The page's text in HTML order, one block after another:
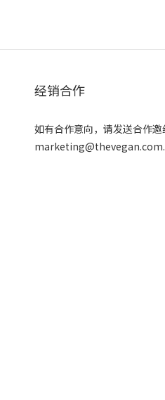
经销合作
如有合作意向，请发送合作邀